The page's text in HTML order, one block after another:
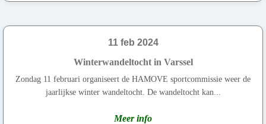
11 feb 2024
Winterwandeltocht in Varssel
Zondag 11 februari organiseert de HAMOVE sportcommissie weer de
jaarlijkse winter wandeltocht. De wandeltocht kan...
Meer info